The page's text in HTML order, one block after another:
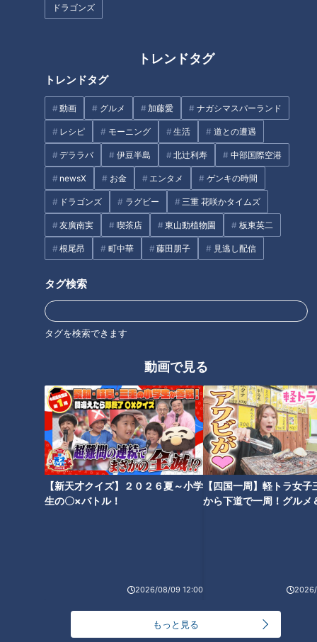
ドラゴンズ
トレンドタグ
トレンドタグ
動画 グルメ 加藤愛 ナガシマスパーランド
レシピ モーニング 生活 道との遭遇
デララバ 伊豆半島 北辻利寿 中部国際空港
newsX お金 エンタメ ゲンキの時間
ドラゴンズ ラグビー 三重 花咲かタイムズ
友廣南実 喫茶店 東山動植物園 板東英二
根尾昂 町中華 藤田朋子 見逃し配信
タグ検索
タグを検索できます
動画で見る
【新天才クイズ】２０２６夏～小学
生の〇×バトル！
2026/08/09 12:00
【四国一周】軽トラ女子
から下道で一周！グルメ
もっと見る
コロナ禍に届けハンドベル 高校
生の夢応援プロジェクト
宮崎の人気お菓子「ゴボチ」が
記念日に！地元熱血アナが全力
投球で紹介！
タグ
ドキュメンタリー WEB限定
オススメ関連コンテンツ
出生数が過去最低を更新 「持ち
たくても持てない」抜け出せな
い“少子化の罠”とは
絶景目指す洞窟探検ツアー「半
世紀前からのロマン」狭すぎて
とん挫した観光計画が始動